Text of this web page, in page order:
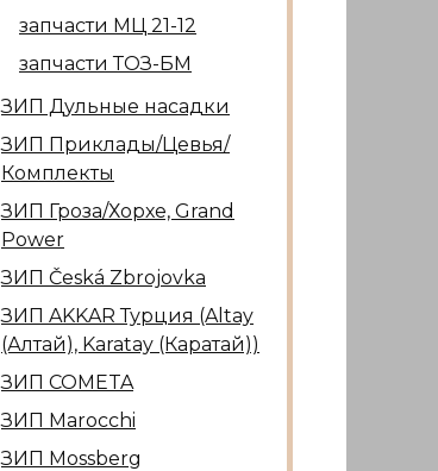
запчасти МЦ 21-12
запчасти ТОЗ-БМ
ЗИП Дульные насадки
ЗИП Приклады/Цевья/
Комплекты
ЗИП Гроза/Хорхе, Grand
Power
ЗИП Česká Zbrojovka
ЗИП AKKAR Турция (Altay
(Алтай), Karatay (Каратай))
ЗИП COMETA
ЗИП Marocсhi
ЗИП Mossberg